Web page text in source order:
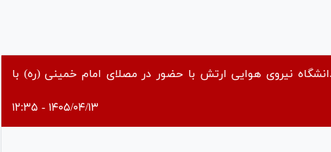
نیروی هوایی ارتش با حضور در مصلای امام خمینی (ره) با
۱۴۰۵/۰۴/۱۳ - ۱۲:۳۵